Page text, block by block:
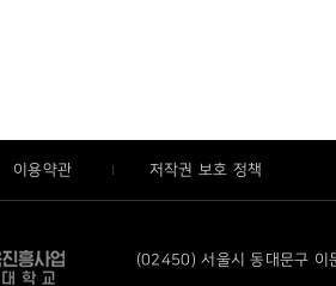
이용약관 저작권 보호 정책
(02450) 서울시 동대문구